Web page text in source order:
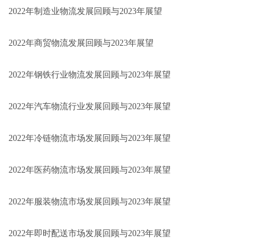
2022年制造业物流发展回顾与2023年展望
2022年商贸物流发展回顾与2023年展望
2022年钢铁行业物流发展回顾与2023年展望
2022年汽车物流行业发展回顾与2023年展望
2022年冷链物流市场发展回顾与2023年展望
2022年医药物流市场发展回顾与2023年展望
2022年服装物流市场发展回顾与2023年展望
2022年即时配送市场发展回顾与2023年展望